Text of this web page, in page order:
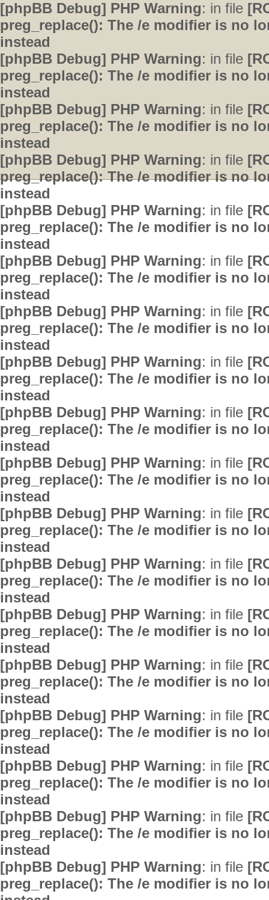
[phpBB Debug] PHP Warning: in file
preg_replace(): The /e modifier is no
instead
[phpBB Debug] PHP Warning: in file
preg_replace(): The /e modifier is no
instead
[phpBB Debug] PHP Warning: in file
preg_replace(): The /e modifier is no
instead
[phpBB Debug] PHP Warning: in file
preg_replace(): The /e modifier is no
instead
[phpBB Debug] PHP Warning: in file
preg_replace(): The /e modifier is no
instead
[phpBB Debug] PHP Warning: in file
preg_replace(): The /e modifier is no
instead
[phpBB Debug] PHP Warning: in file
preg_replace(): The /e modifier is no
instead
[phpBB Debug] PHP Warning: in file
preg_replace(): The /e modifier is no
instead
[phpBB Debug] PHP Warning: in file
preg_replace(): The /e modifier is no
instead
[phpBB Debug] PHP Warning: in file
preg_replace(): The /e modifier is no
instead
[phpBB Debug] PHP Warning: in file
preg_replace(): The /e modifier is no
instead
[phpBB Debug] PHP Warning: in file
preg_replace(): The /e modifier is no
instead
[phpBB Debug] PHP Warning: in file
preg_replace(): The /e modifier is no
instead
[phpBB Debug] PHP Warning: in file
preg_replace(): The /e modifier is no
instead
[phpBB Debug] PHP Warning: in file
preg_replace(): The /e modifier is no
instead
[phpBB Debug] PHP Warning: in file
preg_replace(): The /e modifier is no
instead
[phpBB Debug] PHP Warning: in file
preg_replace(): The /e modifier is no
instead
[phpBB Debug] PHP Warning: in file
preg_replace(): The /e modifier is no